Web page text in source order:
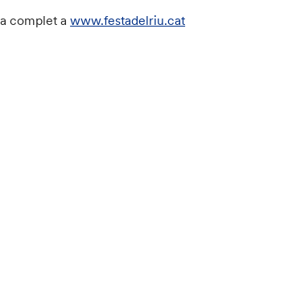
complet awww.festadelriu.cat